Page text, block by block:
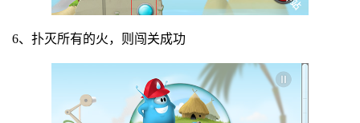
6、扑灭所有的火，则闯关成功